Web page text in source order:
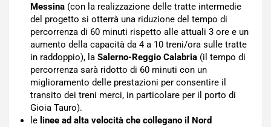
Messina (con la realizzazione delle tratte intermedie
del progetto si otterrà una riduzione del tempo di
percorrenza di 60 minuti rispetto alle attuali 3 ore e un
aumento della capacità da 4 a 10 treni/ora sulle tratte
in raddoppio), la Salerno-Reggio Calabria (il tempo di
percorrenza sarà ridotto di 60 minuti con un
miglioramento delle prestazioni per consentire il
transito dei treni merci, in particolare per il porto di
Gioia Tauro).
le linee ad alta velocità che collegano il Nord